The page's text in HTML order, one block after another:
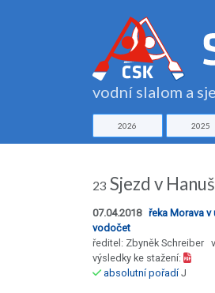
vodní slalom a
2026 2025
23 Sjezd v
07.04.2018 řeka Morava
vodočet
ředitel: Zbyněk Schreiber
výsledky ke stažení:
absolutní pořadíJ